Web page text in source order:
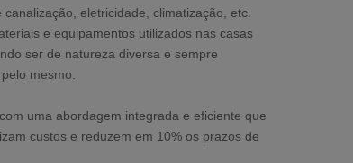
eletricidade, climatização, etc.
e equipamentos utilizados nas casas
ser de natureza diversa e sempre
mesmo.
uma abordagem integrada e eficiente que
custos e reduzem em 10% os prazos de